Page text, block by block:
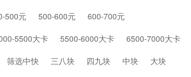
500元 500-600元
600-700元
5500大卡 5500-6000大卡 6500-7000大卡
筛选中快 三八块 四九块 中块
大块